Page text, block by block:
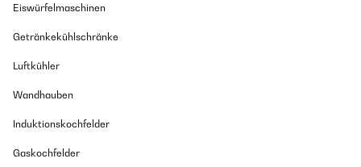
Eiswürfelmaschinen
Getränkekühlschränke
Luftkühler
Wandhauben
Induktionskochfelder
Gaskochfelder